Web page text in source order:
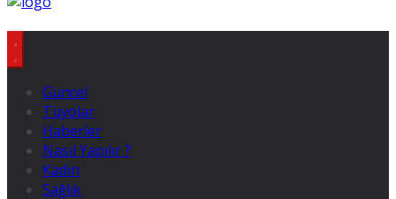
Güncel
Tüyolar
Haberler
Nasıl Yapılır ?
Kadın
Sağlık